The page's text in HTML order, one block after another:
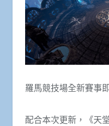
羅馬競技場全新賽事
配合本次更新，《天